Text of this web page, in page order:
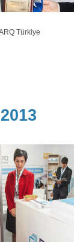
Türkiye